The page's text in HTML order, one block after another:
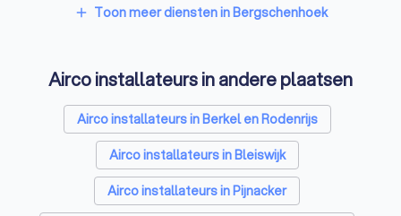
Zonnepanelen-installateurs in Bergschenhoek
Thuisbatterij installateurs in Bergschenhoek
add Toon meer diensten in Bergschenhoek
Airco installateurs in andere plaatsen
Airco installateurs in Berkel en Rodenrijs
Airco installateurs in Bleiswijk
Airco installateurs in Pijnacker